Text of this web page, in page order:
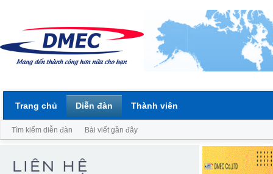
Trang chủ Diễn đàn
Tìm kiếm diễn đàn Bài viết gần đây
Thành viên